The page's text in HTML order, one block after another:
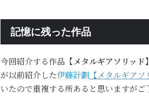
記憶に残った作品
今回紹介する作品 【メタルギアソリッド】
が以前紹介した伊藤計劃 【メタルギア
いたので重複する所あると思いますがご